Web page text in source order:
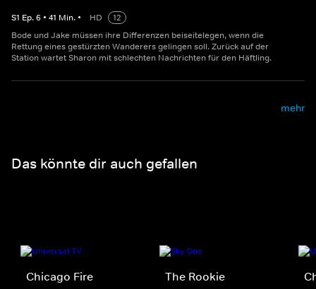
S1 Ep.6 • 41 Min. • HD
12
Bode und Jake müssen ihre Differenzen beiseitelegen, wenn die
Rettung eines gestürzten Wanderers gelingen soll. Zurück auf der
Station wartet Sharon mit schlechten Nachrichten für den Häftling.
mehr
Das könnte dir auch gefallen
Chicago Fire The Rookie